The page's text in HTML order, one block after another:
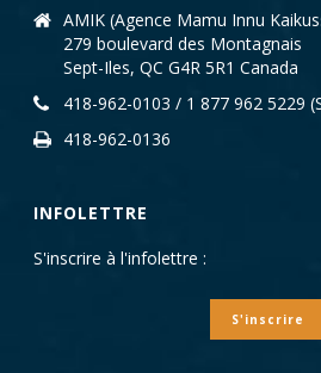
AMIK (Agence Mamu Innu
279 boulevard des Montagnais
Sept-Iles, QC G4R 5R1 Canada
418-962-0103 / 1 877 962 5229
418-962-0136
INFOLETTRE
S'inscrire à l'infolettre :
S'inscrire